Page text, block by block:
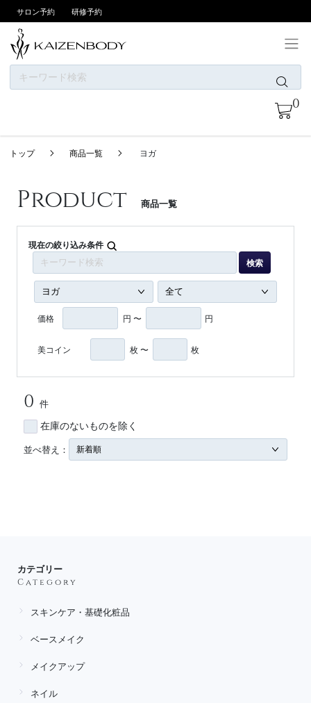
サロン予約 研修予約
0
ニュース
ブランド
会員登録/ログイン
トップ 商品一覧 ヨガ
カテゴリー
Category
スキンケア・基礎化粧品
ベースメイク
メイクアップ
ネイル
Product 商品一覧
現在の絞り込み条件
検索
価格 円 〜 円
美コイン 枚 〜 枚
0 件
在庫のないものを除く
並べ替え：